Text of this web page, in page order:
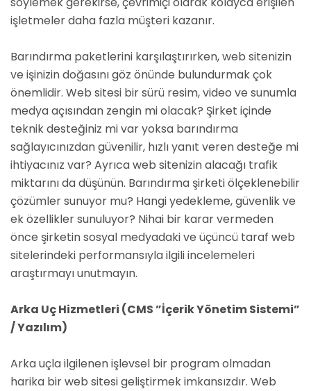
işletmeler daha fazla müşteri kazanır.
Barındırma paketlerini karşılaştırırken, web sitenizin
ve işinizin doğasını göz önünde bulundurmak çok
önemlidir. Web sitesi bir sürü resim, video ve sunumla
medya açısından zengin mi olacak? Şirket içinde
teknik desteğiniz mi var yoksa barındırma
sağlayıcınızdan güvenilir, hızlı yanıt veren desteğe mi
ihtiyacınız var? Ayrıca web sitenizin alacağı trafik
miktarını da düşünün. Barındırma şirketi ölçeklenebilir
çözümler sunuyor mu? Hangi yedekleme, güvenlik ve
ek özellikler sunuluyor? Nihai bir karar vermeden
önce şirketin sosyal medyadaki ve üçüncü taraf web
sitelerindeki performansıyla ilgili incelemeleri
araştırmayı unutmayın.
Arka Uç Hizmetleri (CMS ”İçerik Yönetim Sistemi”
/ Yazılım)
Arka uçla ilgilenen işlevsel bir program olmadan
harika bir web sitesi geliştirmek imkansızdır. Web